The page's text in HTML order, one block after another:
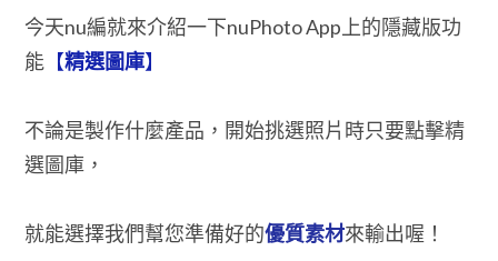
今天nu編就來介紹一下nuPhoto App上的隱藏版功
能【精選圖庫】
不論是製作什麼產品，開始挑選照片時只要點擊精
選圖庫，
就能選擇我們幫您準備好的優質素材來輸出喔！